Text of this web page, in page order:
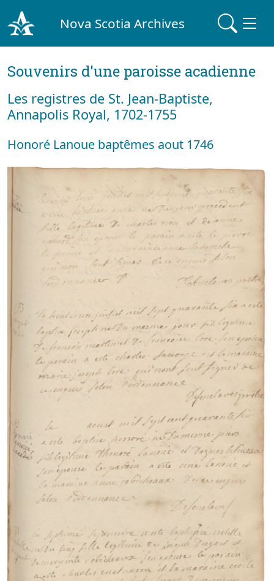
Nova Scotia Archives
Souvenirs d'une paroisse acadienne
Les registres de St. Jean-Baptiste,
Annapolis Royal, 1702-1755
Honoré Lanoue baptêmes aout 1746